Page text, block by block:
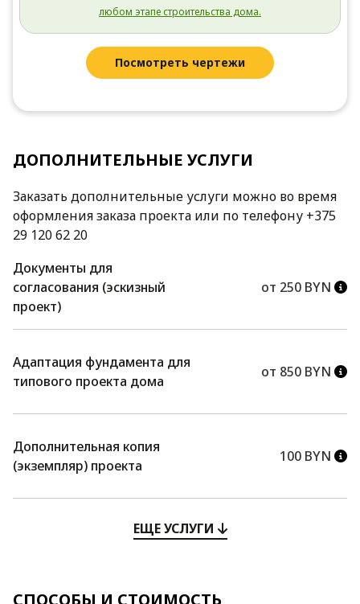
любом этапе строительства дома.
Посмотреть чертежи
ДОПОЛНИТЕЛЬНЫЕ УСЛУГИ
Заказать дополнительные услуги можно во время
оформления заказа проекта или по телефону +375
29 120 62 20
Документы для
согласования (эскизный
проект)
от 250 BYN
Адаптация фундамента для
типового проекта дома
от 850 BYN
Дополнительная копия
(экземпляр) проекта
100 BYN
ЕЩЕ УСЛУГИ
СПОСОБЫ И СТОИМОСТЬ